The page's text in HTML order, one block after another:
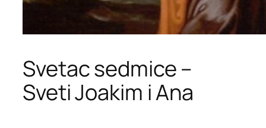
Svetac sedmice –
Sveti Joakim i Ana